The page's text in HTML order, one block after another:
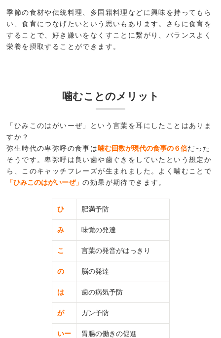
季節の食材や伝統料理、多国籍料理などに興味を持ってもら
い、食育につなげたいという思いもあります。さらに食育を
することで、好き嫌いをなくすことに繋がり、バランスよく
栄養を摂取することができます。
噛むことのメリット
「ひみこのはがいーぜ」という言葉を耳にしたことはありま
すか？
弥生時代の卑弥呼の食事は 噛む回数が現代の食事の６倍だった
そうです。卑弥呼は良い歯や歯ぐきをしていたという想定か
ら、このキャッチフレーズが生まれました。よく噛むことで
「ひみこのはがいーぜ」の効果が期待できます。
ひ 肥満予防
み 味覚の発達
こ 言葉の発音がはっきり
の 脳の発達
は 歯の病気予防
が ガン予防
いー 胃腸の働きの促進